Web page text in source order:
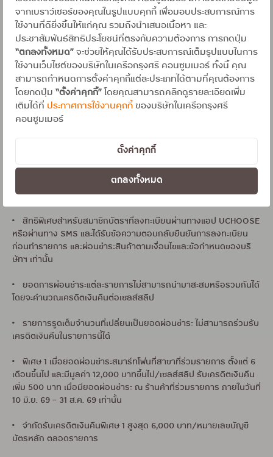
จากเบราว์เซอร์ของคุณในรูปแบบคุกกี้ เพื่อมอบประสบการณ์การ
ใช้งานที่ดียิ่งขึ้นให้แก่คุณ รวมถึงนำเสนอเนื้อหา และ
ประชาสัมพันธ์สิทธิประโยชน์ที่ตรงกับความต้องการ การกดปุ่ม
“ตกลงทั้งหมด”จะช่วยให้คุณได้รับประสบการณ์เต็มรูปแบบในการ
ใช้งานเว็บไซต์ของบริษัทในเครือกรุงศรี คอนซูมเมอร์ ทั้งนี้ คุณ
สามารถกำหนดการตั้งค่าคุกกี้แต่ละประเภทได้ตามที่คุณต้องการ
โดยกดปุ่ม “ตั้งค่าคุกกี้”โดยคุณสามารถคลิกดูรายละเอียดเพิ่ม
เติมได้ที่ ประกาศการใช้งานคุกกี้ของบริษัทในเครือกรุงศรี
คอนซูมเมอร์
ตั้งค่าคุกกี้
ตกลงทั้งหมด
ริปโทเคอร์เรนซี (CRYPTOCURRENCY)
• สมาชิกบัตรควรเก็บหลักฐานและเซลส์สลิปไว้เพื่อการตรวจสอบใน
กรณีที่จำเป็น
• บริษัทฯไม่มีส่วนเกี่ยวข้องกับสินค้าหรือบริการ หากมีข้อสงสัย
ประการใดกรุณาติดต่อร้านค้าผู้ให้บริการโดยตรง
• เงื่อนไขเป็นไปตามที่บริษัทฯกำหนด
สเซส จำกัด, บริษัท บัตรกรุงศรีอยุธยา จำกัด, บริษัท เจเนอรัล คาร์ด
เซอร์วิสเซส จำกัด และบริษัท โลตัสส์ มันนี่ เซอร์วิสเซส จำกัด
เงื่อนไขการรับเครดิตเงินคืน**
• สิทธิพิเศษสำหรับสมาชิกบัตรฯที่ลงทะเบียนผ่านทางแอป UCHOOSE
หรือผ่านทาง SMS และได้รับข้อความตอบกลับยืนยันการลงทะเบียน
ก่อนทำรายการ และผ่อนชำระสินค้าตามเงื่อนไขและข้อกำหนดของบริ
ษัทฯ เท่านั้น
• ยอดการผ่อนชำระแต่ละรายการไม่สามารถนำมาสะสมหรือรวมกันได้
โดยจะคำนวณเครดิตเงินคืนต่อเซลส์สลิป
• รายการรูดเต็มจำนวนที่เปลี่ยนเป็นยอดผ่อนชำระ ไม่สามารถร่วมรับ
เครดิตเงินคืนในรายการนี้ได้
• พิเศษ 1 เมื่อยอดผ่อนชำระสมาร์ทโฟนที่สาขาที่ร่วมรายการ ตั้งแต่ 6
เดือนขึ้นไป และมีมูลค่า 12,000 บาทขึ้นไป/เซลส์สลิป รับเครดิตเงินคืน
เพิ่ม 500 บาท เมื่อมียอดผ่อนชำระ ณ ร้านค้าที่ร่วมรายการ ภายในวันที่
10 มิ.ย. 69 – 31 ส.ค. 69 เท่านั้น
• จำกัดรับเครดิตเงินคืนพิเศษ 1 สูงสุด 6,000 บาท/หมายเลขบัญชี
บัตรหลัก ตลอดรายการ